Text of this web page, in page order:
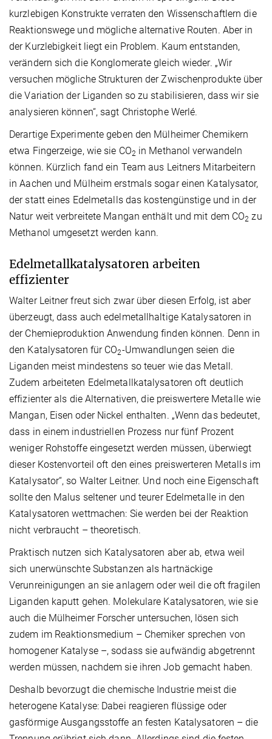
kurzlebigen Konstrukte verraten den Wissenschaftlern die
Reaktionswege und mögliche alternative Routen. Aber in
der Kurzlebigkeit liegt ein Problem. Kaum entstanden,
verändern sich die Konglomerate gleich wieder. „Wir
versuchen mögliche Strukturen der Zwischenprodukte über
die Variation der Liganden so zu stabilisieren, dass wir sie
analysieren können“, sagt Christophe Werlé.
Derartige Experimente geben den Mülheimer Chemikern
etwa Fingerzeige, wie sie CO2 in Methanol verwandeln
können. Kürzlich fand ein Team aus Leitners Mitarbeitern
in Aachen und Mülheim erstmals sogar einen Katalysator,
der statt eines Edelmetalls das kostengünstige und in der
Natur weit verbreitete Mangan enthält und mit dem CO2 zu
Methanol umgesetzt werden kann.
Edelmetallkatalysatoren arbeiten
effizienter
Walter Leitner freut sich zwar über diesen Erfolg, ist aber
überzeugt, dass auch edelmetallhaltige Katalysatoren in
der Chemieproduktion Anwendung finden können. Denn in
den Katalysatoren für CO2-Umwandlungen seien die
Liganden meist mindestens so teuer wie das Metall.
Zudem arbeiteten Edelmetallkatalysatoren oft deutlich
effizienter als die Alternativen, die preiswertere Metalle wie
Mangan, Eisen oder Nickel enthalten. „Wenn das bedeutet,
dass in einem industriellen Prozess nur fünf Prozent
weniger Rohstoffe eingesetzt werden müssen, überwiegt
dieser Kostenvorteil oft den eines preiswerteren Metalls im
Katalysator“, so Walter Leitner. Und noch eine Eigenschaft
sollte den Malus seltener und teurer Edelmetalle in den
Katalysatoren wettmachen: Sie werden bei der Reaktion
nicht verbraucht – theoretisch.
Praktisch nutzen sich Katalysatoren aber ab, etwa weil
sich unerwünschte Substanzen als hartnäckige
Verunreinigungen an sie anlagern oder weil die oft fragilen
Liganden kaputt gehen. Molekulare Katalysatoren, wie sie
auch die Mülheimer Forscher untersuchen, lösen sich
zudem im Reaktionsmedium – Chemiker sprechen von
homogener Katalyse –, sodass sie aufwändig abgetrennt
werden müssen, nachdem sie ihren Job gemacht haben.
Deshalb bevorzugt die chemische Industrie meist die
heterogene Katalyse: Dabei reagieren flüssige oder
gasförmige Ausgangsstoffe an festen Katalysatoren – die